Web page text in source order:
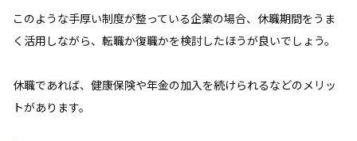
このような手厚い制度が整っている企業の場合、休職期間をうま
く活用しながら、転職か復職かを検討したほうが良いでしょう。
休職であれば、健康保険や年金の加入を続けられるなどのメリッ
トがあります。